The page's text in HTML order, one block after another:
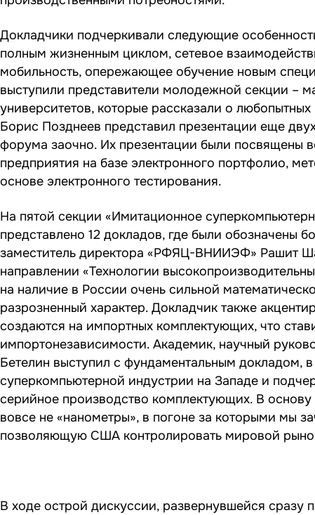
Докладчики подчеркивали следующие
полным жизненным циклом, сетевое
мобильность, опережающее обучение новым
выступили представители молодежной секции –
университетов, которые рассказали о
Борис Позднеев представил презентации еще
форума заочно. Их презентации были посвящены
предприятия на базе электронного портфолио,
основе электронного тестирования.
На пятой секции «Имитационное
представлено 12 докладов, где были обозначены
заместитель директора «РФЯЦ-ВНИИЭФ» Рашит
направлении «Технологии
на наличие в России очень сильной
разрозненный характер. Докладчик также
создаются на импортных комплектующих, что
импортонезависимости. Академик, научный
Бетелин выступил с фундаментальным докладом,
суперкомпьютерной индустрии на Западе и
серийное производство комплектующих. В
вовсе не «нанометры», в погоне за которыми мы
позволяющую США контролировать мировой
В ходе острой дискуссии, развернувшейся сразу